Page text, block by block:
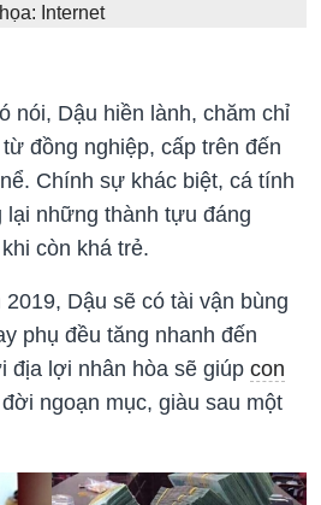
họa: Internet
nói, Dậu hiền lành, chăm chỉ
đồng nghiệp, cấp trên đến
Chính sự khác biệt, cá tính
lại những thành tựu đáng
còn khá trẻ.
Dậu sẽ có tài vận bùng
phụ đều tăng nhanh đến
địa lợi nhân hòa sẽ giúp con
ngoạn mục, giàu sau một